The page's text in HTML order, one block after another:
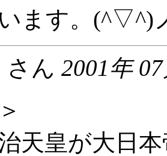
ます。(^▽^)
さん 2001年
天皇が大日